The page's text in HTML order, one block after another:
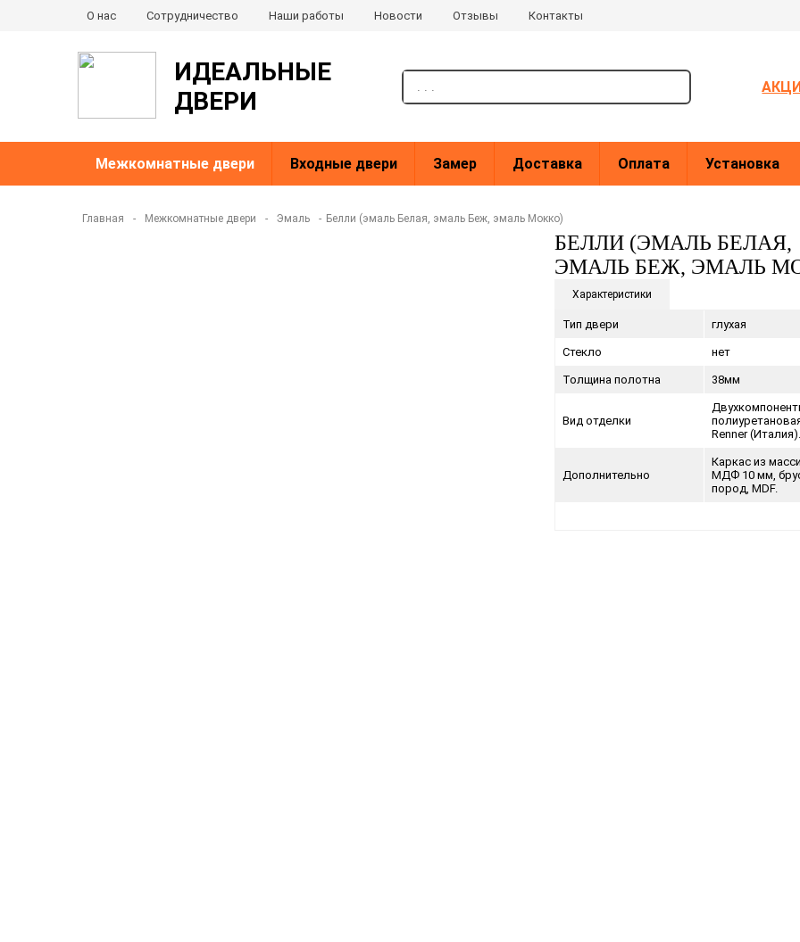
О нас Сотрудничество Наши работы Новости Отзывы Контакты
ИДЕАЛЬНЫЕ
ДВЕРИ
поиск
Межкомнатные двери Входные двери Замер Доставка Оплата Установка
Главная - Межкомнатные двери - Эмаль - Белли (эмаль Белая, эмаль Беж, эмаль Мокко)
БЕЛЛИ (ЭМАЛЬ БЕЛАЯ,
ЭМАЛЬ БЕЖ, ЭМАЛЬ
Характеристики
Тип двери глухая
Стекло нет
Толщина полотна 38мм
Вид отделки
Renner (Италия).
Дополнительно
Каркас из
МДФ 10 мм,
пород, MDF.